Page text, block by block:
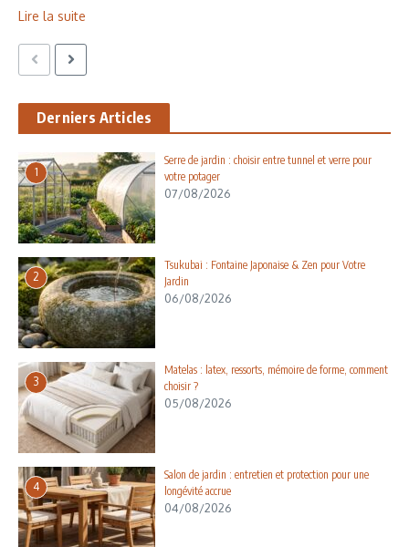
Lire la suite
Derniers Articles
1
Serre de jardin : choisir entre tunnel et verre pour
votre potager
07/08/2026
2
Tsukubai : Fontaine Japonaise & Zen pour Votre
Jardin
06/08/2026
3
Matelas : latex, ressorts, mémoire de forme, comment
choisir ?
05/08/2026
4
Salon de jardin : entretien et protection pour une
longévité accrue
04/08/2026